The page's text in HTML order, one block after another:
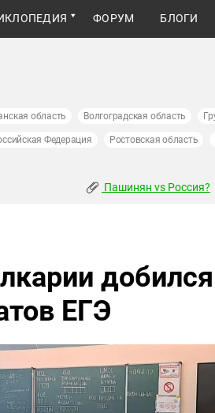
ФОРУМ БЛОГИ
область Волгоградская область
Федерация Ростовская область
Пашинян vs Россия?
добился
ЕГЭ